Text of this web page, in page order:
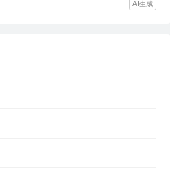
AI生成